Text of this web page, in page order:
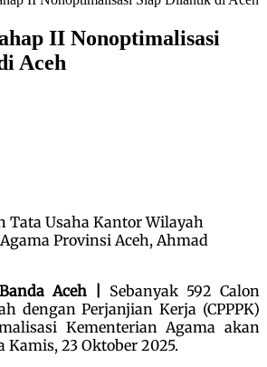
II Nonoptimalisasi
Aceh
Tata Usaha Kantor Wilayah
Provinsi Aceh, Ahmad
Aceh |
Sebanyak 592 Calon
dengan Perjanjian Kerja (CPPPK)
Kementerian Agama akan
23 Oktober 2025.